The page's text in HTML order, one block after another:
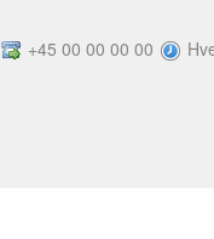
+45 00 00 00 00